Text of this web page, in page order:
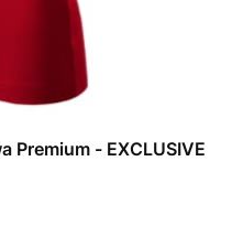
Premium - EXCLUSIVE